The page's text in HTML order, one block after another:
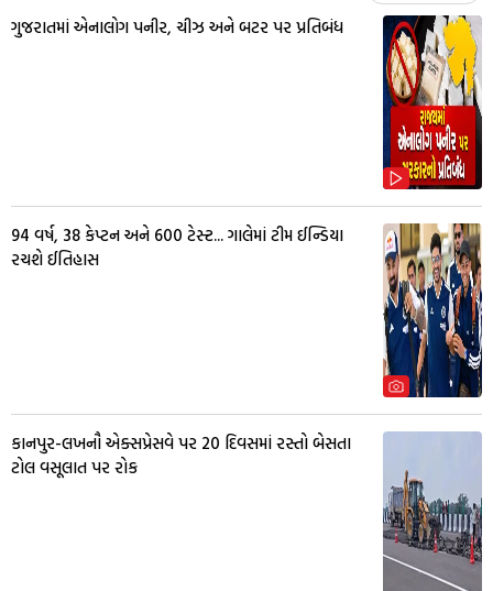
ગુજરાતમાં એનાલોગ પનીર, ચીઝ અને બટર પર પ્રતિબંધ
94 વર્ષ, 38 કેપ્ટન અને 600 ટેસ્ટ... ગાલેમાં ટીમ ઈન્ડિયા
રચશે ઈતિહાસ
કાનપુર-લખનૌ એક્સપ્રેસવે પર 20 દિવસમાં રસ્તો બેસતા
ટોલ વસૂલાત પર રોક